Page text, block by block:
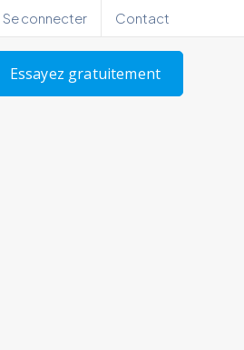
Se connecter Contact
Essayez gratuitement